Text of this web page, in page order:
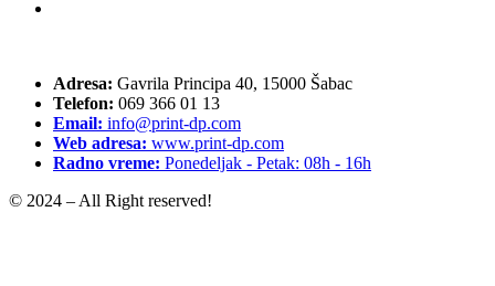
Adresa: Gavrila Principa 40, 15000 Šabac
Telefon: 069 366 01 13
Email: info@print-dp.com
Web adresa: www.print-dp.com
Radno vreme: Ponedeljak - Petak: 08h - 16h
© 2024 – All Right reserved!